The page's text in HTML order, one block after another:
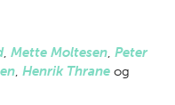
, Mette Moltesen, Peter
, Henrik Thrane og